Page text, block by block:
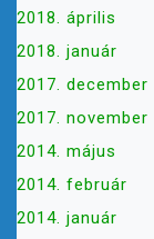
2018. április
2018. január
2017. december
2017. november
2014. május
2014. február
2014. január